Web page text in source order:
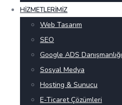
HIZMETLERIMIZ
Web Tasarım
SEO
Google ADS Danışmanlığı
Sosyal Medya
Hosting & Sunucu
E-Ticaret Çözümleri